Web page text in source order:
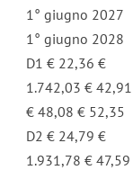
1° giugno 2027
1° giugno 2028
D1 € 22,36 €
1.742,03 € 42,91
€ 48,08 € 52,35
D2 € 24,79 €
1.931,78 € 47,59